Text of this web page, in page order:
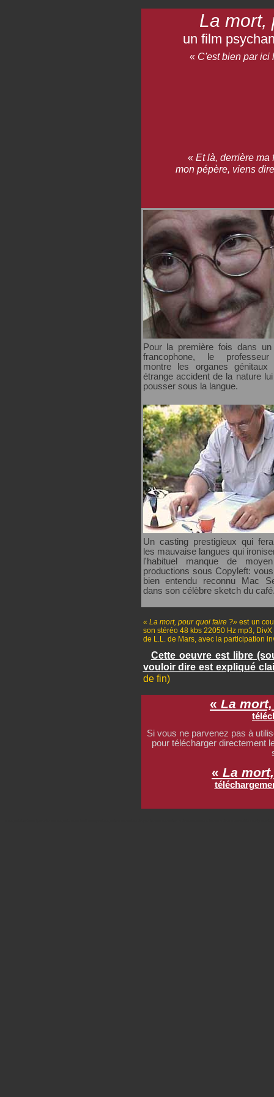
La mort,
un film
« C'est bien par ici
« Et là, derrière ma
mon pépère, viens
Pour la première fois dans
francophone, le
montre les organes génitaux
étrange accident de la nature
pousser sous la langue.
Un casting prestigieux qui
les mauvaise langues qui
l'habituel manque de
productions sous Copyleft:
bien entendu reconnu Mac
dans son célèbre sketch du
« La mort, pour quoi faire ?» est un
son stéréo 48 kbs 22050 Hz mp3,
de L.L. de Mars, avec la participation
Cette oeuvre est libre
vouloir dire est expliqué
de fin)
« La
Si vous ne parvenez pas à
pour télécharger directement
« La